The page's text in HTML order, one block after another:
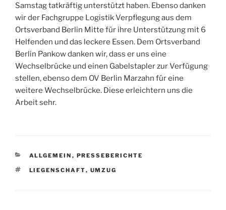
Samstag tatkräftig unterstützt haben. Ebenso danken
wir der Fachgruppe Logistik Verpflegung aus dem
Ortsverband Berlin Mitte für ihre Unterstützung mit 6
Helfenden und das leckere Essen. Dem Ortsverband
Berlin Pankow danken wir, dass er uns eine
Wechselbrücke und einen Gabelstapler zur Verfügung
stellen, ebenso dem OV Berlin Marzahn für eine
weitere Wechselbrücke. Diese erleichtern uns die
Arbeit sehr.
KATEGORIEN
ALLGEMEIN , PRESSEBERICHTE
SCHLAGWÖRTER
LIEGENSCHAFT, UMZUG